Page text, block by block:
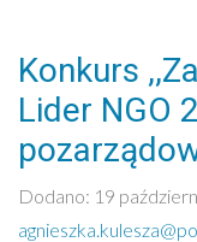
Konkurs
Lider NGO
Dodano: 19
Według
Imprezy
Komunikaty
Konkursy